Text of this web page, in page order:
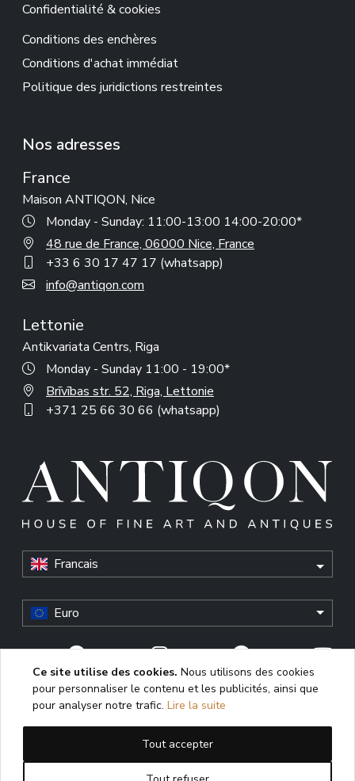
Confidentialité & cookies
Conditions des enchères
Conditions d'achat immédiat
Politique des juridictions restreintes
Nos adresses
France
Maison ANTIQON, Nice
Monday - Sunday: 11:00-13:00 14:00-20:00*
48 rue de France, 06000 Nice, France
+33 6 30 17 47 17 (whatsapp)
info@antiqon.com
Lettonie
Antikvariata Centrs, Riga
Monday - Sunday 11:00 - 19:00*
Brīvības str. 52, Riga, Lettonie
+371 25 66 30 66 (whatsapp)
Francais
Euro
© Antiqon, 2026. All rights reserved. “Antiqon” and the
Antiqon logo are registered trademarks of Antiqonart.
Unauthorized use is strictly prohibited.
This website uses cookies to enhance user experience,
analyze performance, and ensure proper functioning. By
Ce site utilise des cookies. Nous utilisons des cookies
pour personnaliser le contenu et les publicités, ainsi que
pour analyser notre trafic. Lire la suite
Tout accepter